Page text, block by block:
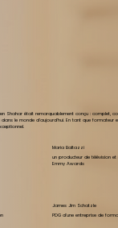
Shahar était remarquablement conçu : complet,
le monde d'aujourd'hui. En tant que formateur
Maria Baltazzi
un producteur de télévision
Emmy Awards
James Jim Schatzle
PDG d'une entreprise de